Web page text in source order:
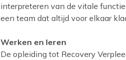
interpreteren van de vitale
een team dat altijd voor elkaar
Werken en leren
De opleiding tot Recovery